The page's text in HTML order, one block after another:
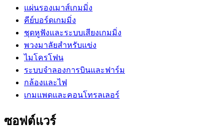
แผ่นรองเมาส์เกมมิ่ง
คีย์บอร์ดเกมมิ่ง
ชุดหูฟังและระบบเสียงเกมมิ่ง
พวงมาลัยสำหรับแข่ง
ไมโครโฟน
ระบบจำลองการบินและฟาร์ม
กล้องและไฟ
เกมแพดและคอนโทรลเลอร์
ซอฟต์แวร์